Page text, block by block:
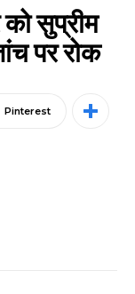
सुप्रीम
पर रोक
Pinterest